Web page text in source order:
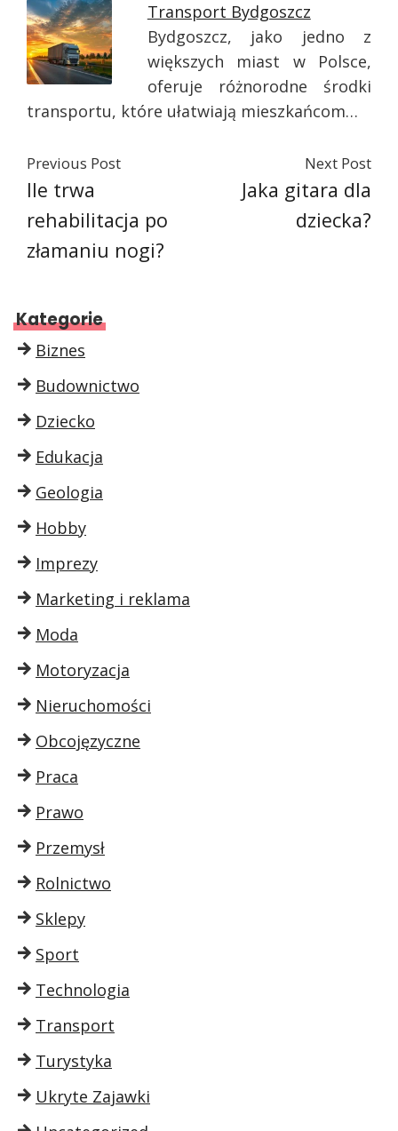
Transport Bydgoszcz
Bydgoszcz, jako jedno z
większych miast w Polsce,
oferuje różnorodne środki
transportu, które ułatwiają mieszkańcom…
Previous Post
Ile trwa
rehabilitacja po
złamaniu nogi?
Next Post
Jaka gitara dla
dziecka?
Kategorie
Biznes
Budownictwo
Dziecko
Edukacja
Geologia
Hobby
Imprezy
Marketing i reklama
Moda
Motoryzacja
Nieruchomości
Obcojęzyczne
Praca
Prawo
Przemysł
Rolnictwo
Sklepy
Sport
Technologia
Transport
Turystyka
Ukryte Zajawki